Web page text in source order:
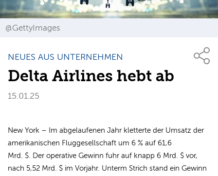
@GettyImages
NEUES AUS UNTERNEHMEN
Delta Airlines hebt ab
15.01.25
New York – Im abgelaufenen Jahr kletterte der Umsatz der
amerikanischen Fluggesellschaft um 6 % auf 61,6
Mrd. $. Der operative Gewinn fuhr auf knapp 6 Mrd. $ vor,
nach 5,52 Mrd. $ im Vorjahr. Unterm Strich stand ein Gewinn